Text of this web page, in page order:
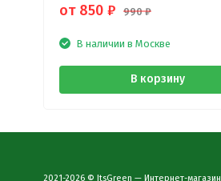
от 850 ₽ 990₽
В наличии в Москве
В корзину
2021-2026 © ItsGreen — Интернет-магазин